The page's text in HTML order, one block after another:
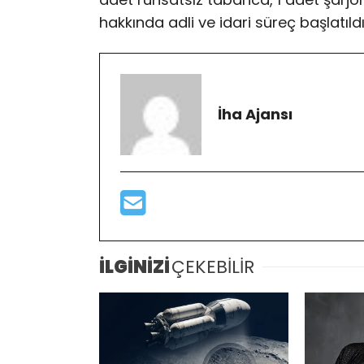
hakkında adli ve idari süreç
İha Ajansı
İLGİNİZİÇEKEBİLİR